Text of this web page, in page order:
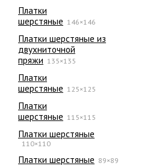
Платки
шерстяные 146×146
Платки шерстяные из
двухниточной
пряжи 135×135
Платки
шерстяные 125×125
Платки
шерстяные 115×115
Платки шерстяные
110×110
Платки шерстяные 89×89